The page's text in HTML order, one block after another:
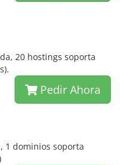
20 hostings soporta
Pedir Ahora
1 dominios soporta